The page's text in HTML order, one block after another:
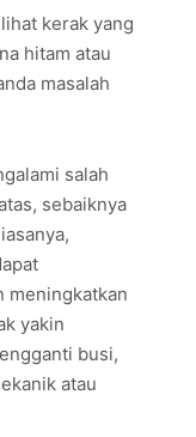
kerak yang
hitam atau
masalah
salah
sebaiknya
meningkatkan
yakin
busi,
atau